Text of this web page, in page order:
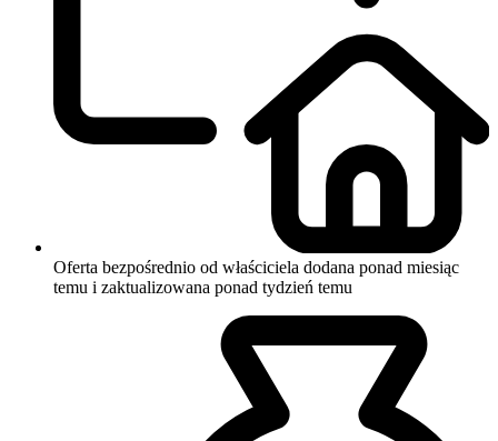
Oferta bezpośrednio od właściciela dodana ponad miesiąc
temu i zaktualizowana ponad tydzień temu